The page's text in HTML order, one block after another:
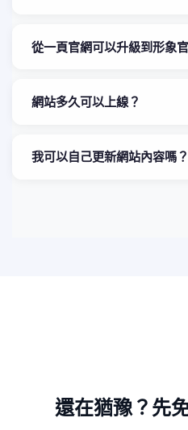
從一頁官網可以升級到形象
網站多久可以上線？
我可以自己更新網站內容嗎？
還在猶豫？先